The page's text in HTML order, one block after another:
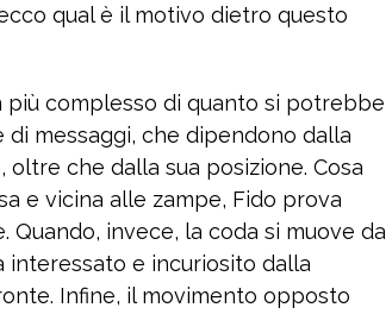
qual è il motivo dietro questo
più complesso di quanto si potrebbe
messaggi, che dipendono dalla
che dalla sua posizione. Cosa
e vicina alle zampe, Fido prova
invece, la coda si muove da
interessato e incuriosito dalla
Infine, il movimento opposto